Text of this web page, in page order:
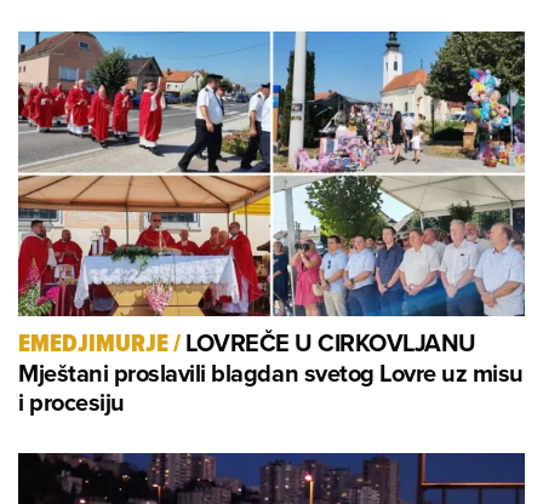
EMEDJIMURJE/LOVREČE U CIRKOVLJANU
Mještani proslavili blagdan svetog Lovre uz misu
i procesiju